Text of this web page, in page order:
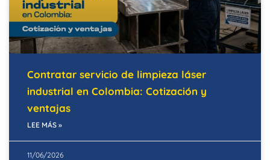
Contratar servicio de limpieza láser
industrial en Colombia: Cotización y
ventajas
LEE MÁS »
11/06/2026